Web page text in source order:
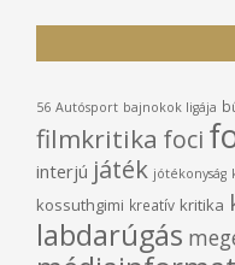
56 Autósport bajnokok ligája
filmkritika foci
interjú játék jótékonyság
kossuthgimi kreatív kritika
labdarúgás